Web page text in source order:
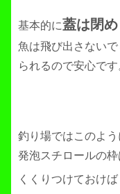
基本的に蓋は閉
魚は飛び出さない
られるので安心です
釣り場ではこのよう
発泡スチロールの
くくりつけておけば